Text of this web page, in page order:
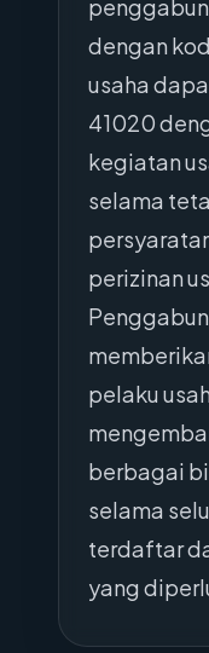
dengan
usaha
41020
kegiatan
selama
perizinan
pelaku
berbagai
selama
terdaftar
yang